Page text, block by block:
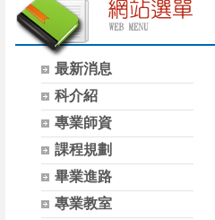
最新消息
科介紹
專業師資
課程規劃
畢業進路
專業教室